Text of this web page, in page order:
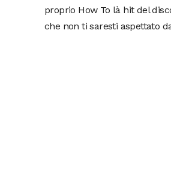
proprio How To là hit del
che non ti saresti aspettato